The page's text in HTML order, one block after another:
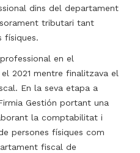
dins del departament
tributari tant
físiques.
en el
2021 mentre finalitzava el
En la seva etapa a
Gestión portant una
la comptabilitat i
persones físiques com
fiscal de